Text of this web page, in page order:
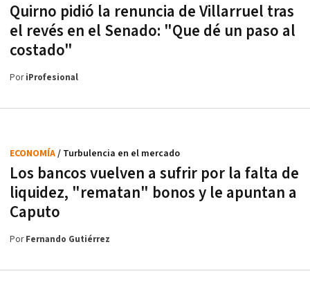
Quirno pidió la renuncia de Villarruel tras
el revés en el Senado: "Que dé un paso al
costado"
PoriProfesional
Los bancos vuelven a sufrir por la falta de
liquidez, "rematan" bonos y le apuntan a
Caputo
ECONOMÍA/ Turbulencia en el mercado
PorFernando Gutiérrez